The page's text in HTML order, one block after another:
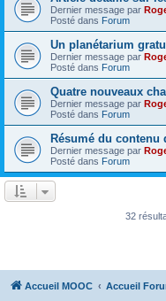
Dernier message par
Posté dans Forum
Un planétarium
Dernier message par
Posté dans Forum
Quatre nouveaux
Dernier message par
Posté dans Forum
Résumé du contenu
Dernier message par
Posté dans Forum
32
Accueil MOOC Accueil